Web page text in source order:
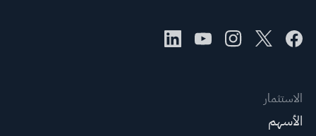
الاستثمار
الأسهم